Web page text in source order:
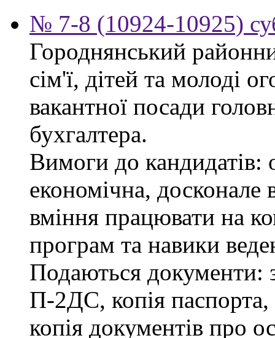
№ 7-8 (10924-10925)
Городнянський
сім'ї, дітей та молоді
вакантної посади
бухгалтера.
Вимоги до кандидатів:
економічна,
вміння працювати на
програм та навики
Подаються документи:
П-2ДС, копія
копія документів про